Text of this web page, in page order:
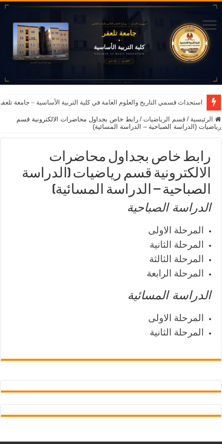
استحداث قسمي التاريخ والعلوم العامة في كلية التربية الأساسية – جامعة تلعفر للعام
الرئيسية / قسم الرياضيات / رابط خاص بجداول محاضرات الالكترونية قسم
رياضيات (الدراسة الصباحية – الدراسة المسائية)
رابط خاص بجداول محاضرات
الالكترونية قسم رياضيات (الدراسة
الصباحية – الدراسة المسائية)
الدراسة الصباحية
المرحلة الاولى
المرحلة الثانية
المرحلة الثالثة
المرحلة الرابعة
الدراسة المسائية
المرحلة الاولى
المرحلة الثانية